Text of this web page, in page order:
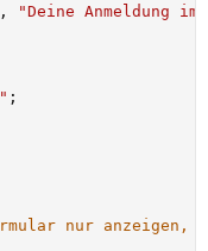
,
"Deine Anmeldung
" ;
nur anzeigen,